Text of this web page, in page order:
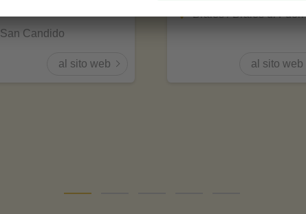
San Candido
al sito web
Braies / Braies di Fuori
al sito web